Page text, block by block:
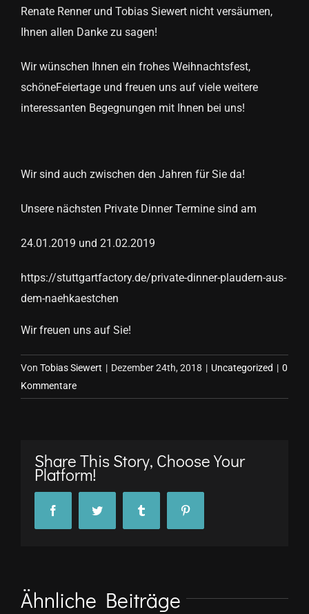
Renate Renner und Tobias Siewert nicht versäumen,
Ihnen allen Danke zu sagen!
Wir wünschen Ihnen ein frohes Weihnachtsfest,
schöneFeiertage und freuen uns auf viele weitere
interessanten Begegnungen mit Ihnen bei uns!
Wir sind auch zwischen den Jahren für Sie da!
Unsere nächsten Private Dinner Termine sind am
24.01.2019 und 21.02.2019
https://stuttgartfactory.de/private-dinner-plaudern-aus-
dem-naehkaestchen
Wir freuen uns auf Sie!
Von Tobias Siewert | Dezember 24th, 2018 | Uncategorized | 0
Kommentare
Share This Story, Choose Your
Platform!
FacebookTwitter
Ähnliche Beiträge